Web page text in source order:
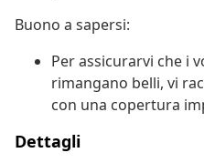
Buono a sapersi:
Per assicurarvi che i
rimangano belli, vi
con una copertura
Dettagli